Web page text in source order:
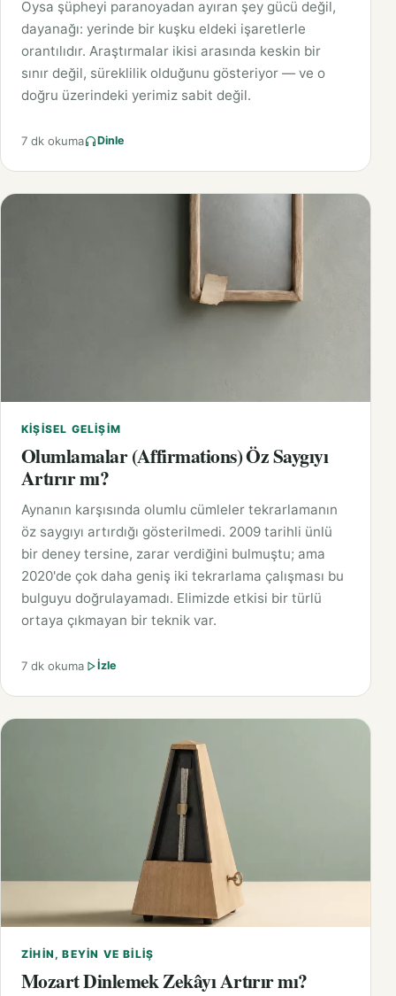
Oysa şüpheyi paranoyadan ayıran şey gücü değil,
dayanağı: yerinde bir kuşku eldeki işaretlerle
orantılıdır. Araştırmalar ikisi arasında keskin bir
sınır değil, süreklilik olduğunu gösteriyor — ve o
doğru üzerindeki yerimiz sabit değil.
7 dk okuma Dinle
KIŞISEL GELIŞIM
Olumlamalar (Affirmations) Öz Saygıyı
Artırır mı?
Aynanın karşısında olumlu cümleler tekrarlamanın
öz saygıyı artırdığı gösterilmedi. 2009 tarihli ünlü
bir deney tersine, zarar verdiğini bulmuştu; ama
2020'de çok daha geniş iki tekrarlama çalışması bu
bulguyu doğrulayamadı. Elimizde etkisi bir türlü
ortaya çıkmayan bir teknik var.
7 dk okuma İzle
ZIHIN, BEYIN VE BILIŞ
Mozart Dinlemek Zekâyı Artırır mı?